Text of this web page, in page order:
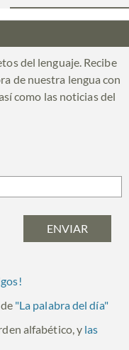
del lenguaje. Recibe
de nuestra lengua con
como las noticias del
"La palabra del día"
alfabético, y las